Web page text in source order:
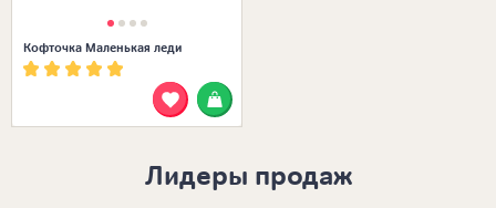
Кофточка Маленькая леди
Лидеры продаж